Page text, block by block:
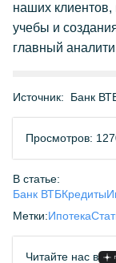
наших
учебы и
главный
Источник: Банк
Просмотров:
В статье:
Банк ВТБКредиты
Метки:Ипотека
Читайте нас в